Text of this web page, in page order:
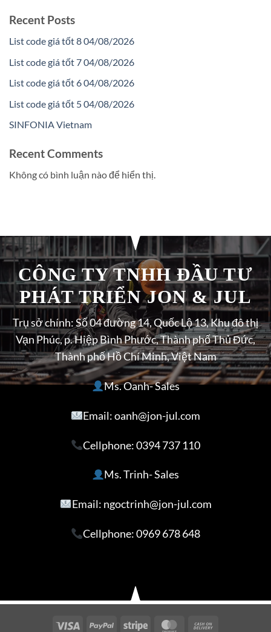
Recent Posts
List code giá tốt 8 04/08/2026
List code giá tốt 7 04/08/2026
List code giá tốt 6 04/08/2026
List code giá tốt 5 04/08/2026
SINFONIA Vietnam
Recent Comments
Không có bình luận nào để hiển thị.
CÔNG TY TNHH ĐẦU TƯ
PHÁT TRIỂN JON & JUL
Trụ sở chính: Số 04 đường 14, Quốc Lộ 13, Khu đô thị
Vạn Phúc, p. Hiệp Bình Phước, Thành phố Thủ Đức,
Thành phố Hồ Chí Minh, Việt Nam
Ms. Oanh- Sales
Email: oanh@jon-jul.com
Cellphone:0394 737 110
Ms. Trinh- Sales
Email: ngoctrinh@jon-jul.com
Cellphone:0969 678 648
Visa PayPal Stripe MasterCard